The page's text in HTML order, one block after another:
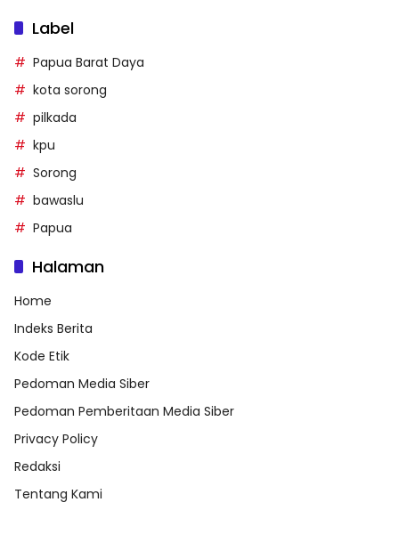
Label
Papua Barat Daya
kota sorong
pilkada
kpu
Sorong
bawaslu
Papua
Halaman
Home
Indeks Berita
Kode Etik
Pedoman Media Siber
Pedoman Pemberitaan Media Siber
Privacy Policy
Redaksi
Tentang Kami